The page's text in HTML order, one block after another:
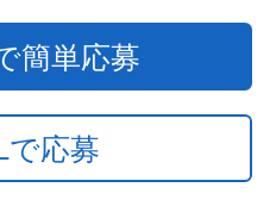
単応募
応募